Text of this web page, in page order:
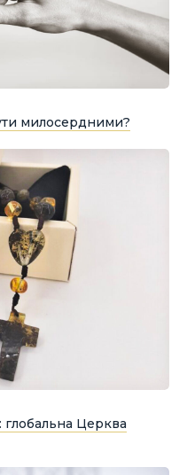
милосердними?
глобальна Церква